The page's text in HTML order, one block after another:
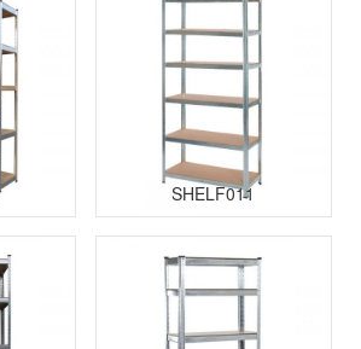
SHELF011